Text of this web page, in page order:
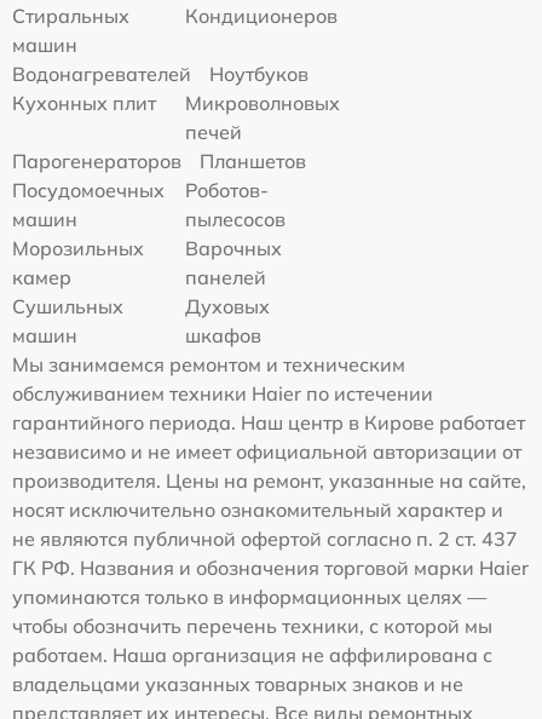
Стиральных
машин
Кондиционеров
Водонагревателей
Ноутбуков
Кухонных плит
Микроволновых
печей
Парогенераторов
Планшетов
Посудомоечных
машин
Роботов-
пылесосов
Морозильных
камер
Варочных
панелей
Сушильных
машин
Духовых
шкафов
Мы занимаемся ремонтом и техническим
обслуживанием техники Haier по истечении
гарантийного периода. Наш центр в Кирове работает
независимо и не имеет официальной авторизации от
производителя. Цены на ремонт, указанные на сайте,
носят исключительно ознакомительный характер и
не являются публичной офертой согласно п. 2 ст. 437
ГК РФ. Названия и обозначения торговой марки Haier
упоминаются только в информационных целях —
чтобы обозначить перечень техники, с которой мы
работаем. Наша организация не аффилирована с
владельцами указанных товарных знаков и не
представляет их интересы. Все виды ремонтных